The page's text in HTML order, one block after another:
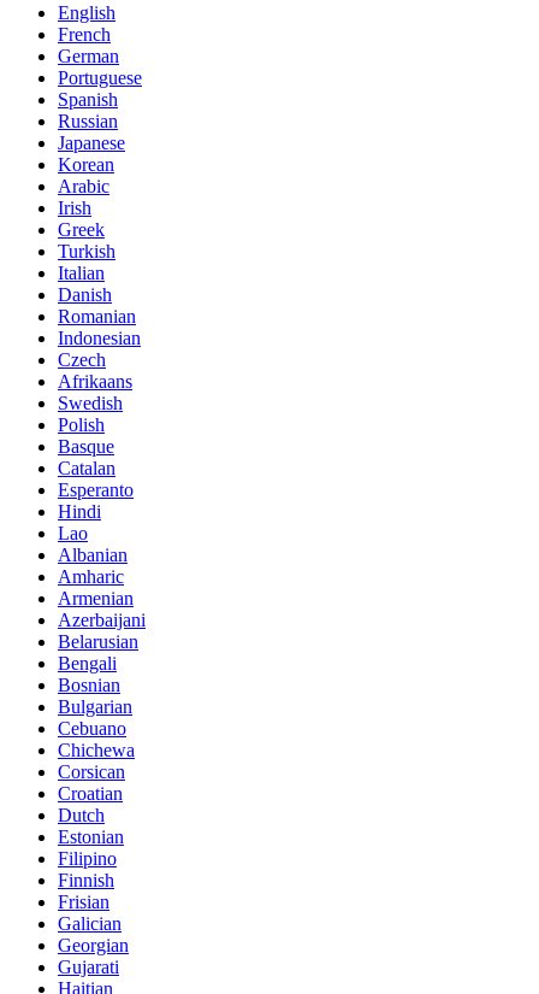
English
French
German
Portuguese
Spanish
Russian
Japanese
Korean
Arabic
Irish
Greek
Turkish
Italian
Danish
Romanian
Indonesian
Czech
Afrikaans
Swedish
Polish
Basque
Catalan
Esperanto
Hindi
Lao
Albanian
Amharic
Armenian
Azerbaijani
Belarusian
Bengali
Bosnian
Bulgarian
Cebuano
Chichewa
Corsican
Croatian
Dutch
Estonian
Filipino
Finnish
Frisian
Galician
Georgian
Gujarati
Haitian